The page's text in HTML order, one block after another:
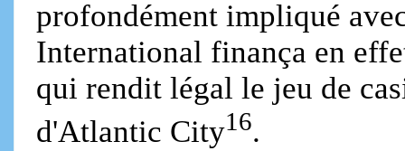
profondément impliqué
International finança en
qui rendit légal le jeu de
d'Atlantic City16.